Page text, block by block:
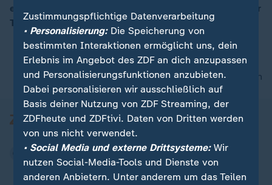
eine Menschenmenge gerast war. Der Mann steht unter
Terror- und Mordverdacht.
nach oben
Zustimmungspflichtige Datenverarbeitung
• Personalisierung:Die Speicherung von
bestimmten Interaktionen ermöglicht uns, dein
Erlebnis im Angebot des ZDF an dich anzupassen
und Personalisierungsfunktionen anzubieten.
Dabei personalisieren wir ausschließlich auf
Basis deiner Nutzung von ZDF Streaming, der
ZDFheute und ZDFtivi. Daten von Dritten werden
von uns nicht verwendet.
• Social Media und externe Drittsysteme:Wir
nutzen Social-Media-Tools und Dienste von
anderen Anbietern. Unter anderem um das Teilen